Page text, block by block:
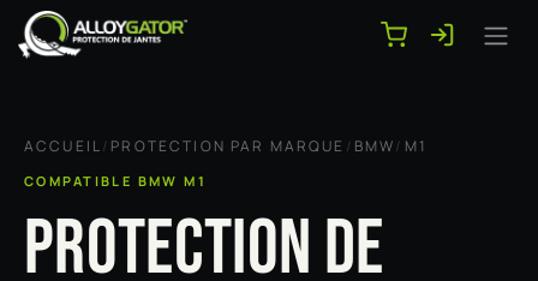
Se rendre au contenu
ACCUEIL/ PROTECTION PAR MARQUE / BMW/ M1
COMPATIBLE BMW M1
PROTECTION DE